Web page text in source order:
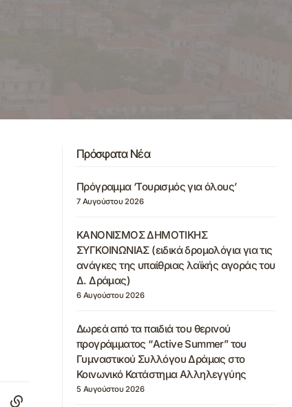
Πρόσφατα Νέα
Πρόγραμμα ‘Τουρισμός για όλους’
7 Αυγούστου 2026
ΚΑΝΟΝΙΣΜΟΣ ΔΗΜΟΤΙΚΗΣ
ΣΥΓΚΟΙΝΩΝΙΑΣ (ειδικά δρομολόγια για τις
ανάγκες της υπαίθριας λαϊκής αγοράς του
Δ. Δράμας)
6 Αυγούστου 2026
Δωρεά από τα παιδιά του θερινού
προγράμματος “Active Summer” του
Γυμναστικού Συλλόγου Δράμας στο
Κοινωνικό Κατάστημα Αλληλεγγύης
5 Αυγούστου 2026